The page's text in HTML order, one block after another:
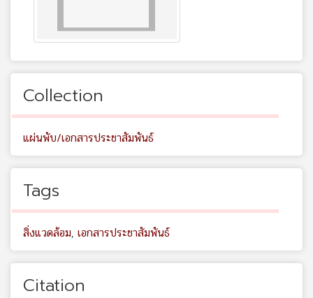
Collection
แผ่นพับ/เอกสารประชาสัมพันธ์
Tags
สิ่งแวดล้อม, เอกสารประชาสัมพันธ์
Citation